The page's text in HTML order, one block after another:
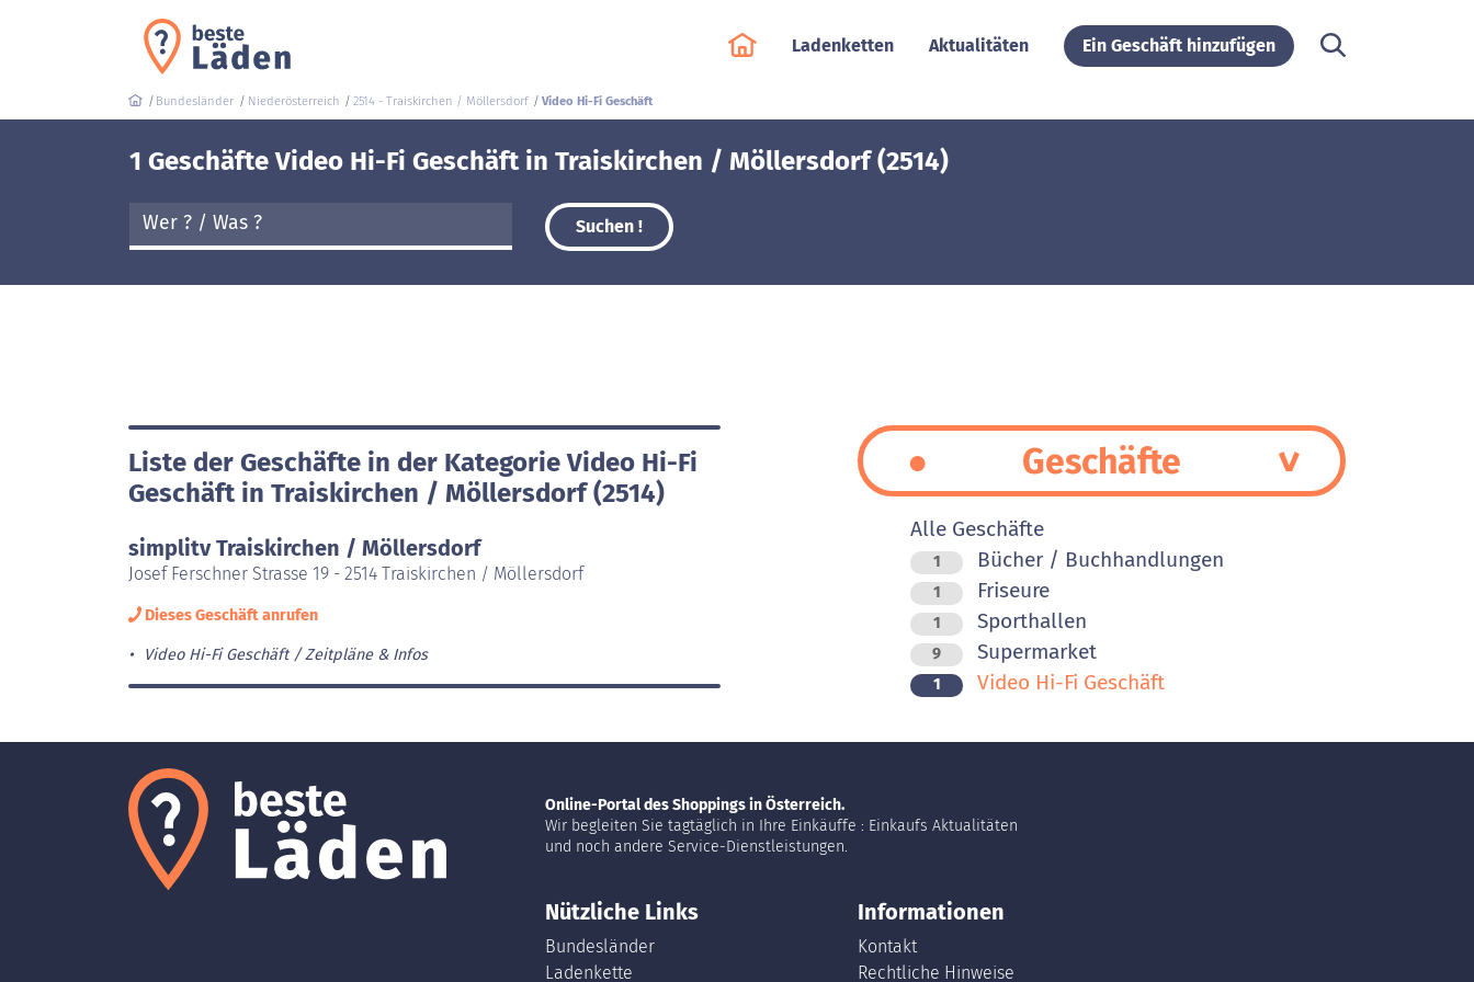
Ladenketten Aktualitäten Ein Geschäft hinzufügen
Bundesländer Niederösterreich 2514 - Traiskirchen / Möllersdorf Video Hi-Fi Geschäft
1 Geschäfte Video Hi-Fi Geschäft in Traiskirchen / Möllersdorf (2514)
Suchen !
Liste der Geschäfte in der Kategorie Video Hi-Fi
Geschäft in Traiskirchen / Möllersdorf (2514)
simplitv Traiskirchen / Möllersdorf
Josef Ferschner Strasse 19 - 2514 Traiskirchen / Möllersdorf
Dieses Geschäft anrufen
Video Hi-Fi Geschäft Zeitpläne & Infos
Geschäfte
Alle Geschäfte
1 Bücher / Buchhandlungen
1 Friseure
1 Sporthallen
9 Supermarket
1 Video Hi-Fi Geschäft
Online-Portal des Shoppings in Österreich.
Wir begleiten Sie tagtäglich in Ihre Einkäuffe : Einkaufs Aktualitäten
und noch andere Service-Dienstleistungen.
Nützliche Links
Bundesländer
Ladenkette
Informationen
Kontakt
Rechtliche Hinweise